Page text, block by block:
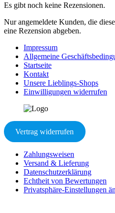
Es gibt noch keine Rezensionen.
Nur angemeldete Kunden, die
eine Rezension abgeben.
Impressum
Allgemeine
Startseite
Kontakt
Unsere Lieblings-Shops
Einwilligungen widerrufen
Vertrag widerrufen
Zahlungsweisen
Versand & Lieferung
Datenschutzerklärung
Echtheit von Bewertungen
Privatsphäre-Einstellungen